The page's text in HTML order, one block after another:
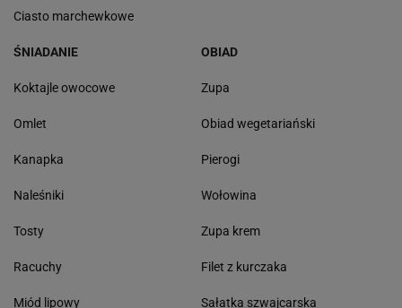
Ciasto marchewkowe
ŚNIADANIE
Koktajle owocowe
Omlet
Kanapka
Naleśniki
Tosty
Racuchy
Miód lipowy
OBIAD
Zupa
Obiad wegetariański
Pierogi
Wołowina
Zupa krem
Filet z kurczaka
Sałatka szwajcarska